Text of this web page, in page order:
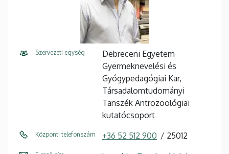
Szervezeti egység
Debreceni Egyetem
Gyermeknevelési és
Gyógypedagógiai Kar,
Társadalomtudományi
Tanszék Antrozoológiai
kutatócsoport
Központi telefonszám +36 52 512 900 25012